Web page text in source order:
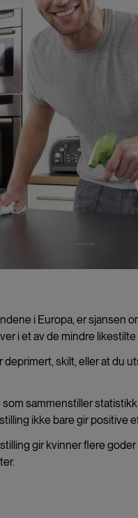
i Europa, er sjansen
i et av de mindre
deprimert, skilt, eller at du
sammenstiller
ikke bare gir positive
gir kvinner flere